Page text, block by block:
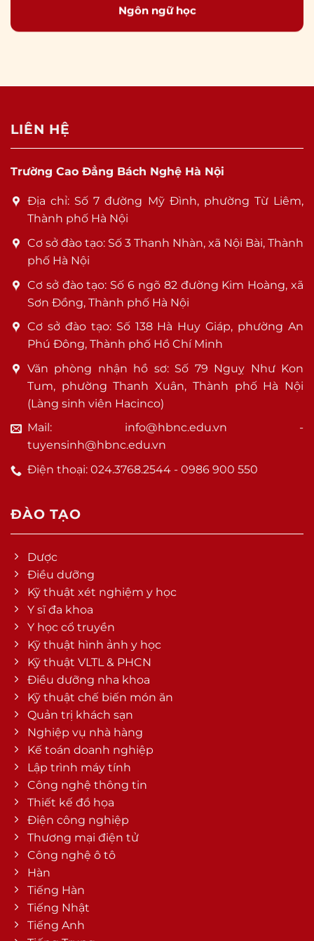
Ngôn ngữ học
LIÊN HỆ
Trường Cao Đẳng Bách Nghệ Hà Nội
Địa chỉ: Số 7 đường Mỹ Đình, phường Từ Liêm,
Thành phố Hà Nội
Cơ sở đào tạo: Số 3 Thanh Nhàn, xã Nội Bài, Thành
phố Hà Nội
Cơ sở đào tạo: Số 6 ngõ 82 đường Kim Hoàng, xã
Sơn Đồng, Thành phố Hà Nội
Cơ sở đào tạo: Số 138 Hà Huy Giáp, phường An
Phú Đông, Thành phố Hồ Chí Minh
Văn phòng nhận hồ sơ: Số 79 Nguỵ Như Kon
Tum, phường Thanh Xuân, Thành phố Hà Nội
(Làng sinh viên Hacinco)
Mail: info@hbnc.edu.vn -
tuyensinh@hbnc.edu.vn
Điện thoại: 024.3768.2544 - 0986 900 550
ĐÀO TẠO
Dược
Điều dưỡng
Kỹ thuật xét nghiệm y học
Y sĩ đa khoa
Y học cổ truyền
Kỹ thuật hình ảnh y học
Kỹ thuật VLTL & PHCN
Điều dưỡng nha khoa
Kỹ thuật chế biến món ăn
Quản trị khách sạn
Nghiệp vụ nhà hàng
Kế toán doanh nghiệp
Lập trình máy tính
Công nghệ thông tin
Thiết kế đồ họa
Điện công nghiệp
Thương mại điện tử
Công nghệ ô tô
Hàn
Tiếng Hàn
Tiếng Nhật
Tiếng Anh